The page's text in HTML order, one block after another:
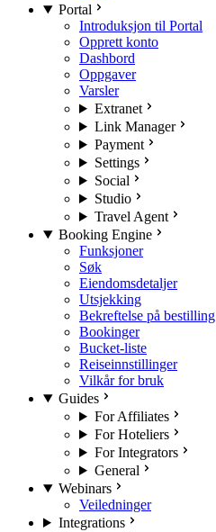
Portal
Introduksjon til Portal
Opprett konto
Dashbord
Oppgaver
Varsler
Extranet
Link Manager
Payment
Settings
Social
Studio
Travel Agent
Booking Engine
Funksjoner
Søk
Eiendomsdetaljer
Utsjekking
Bekreftelse på bestilling
Bookinger
Bucket-liste
Reiseinnstillinger
Vilkår for bruk
Guides
For Affiliates
For Hoteliers
For Integrators
General
Webinars
Veiledninger
Integrations